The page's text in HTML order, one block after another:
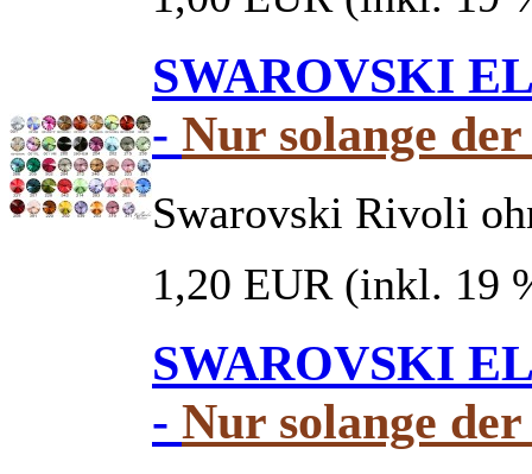
SWAROVSKI
- Nur solange
Swarovski Rivoli
1,20 EUR (inkl. 19
SWAROVSKI
- Nur solange